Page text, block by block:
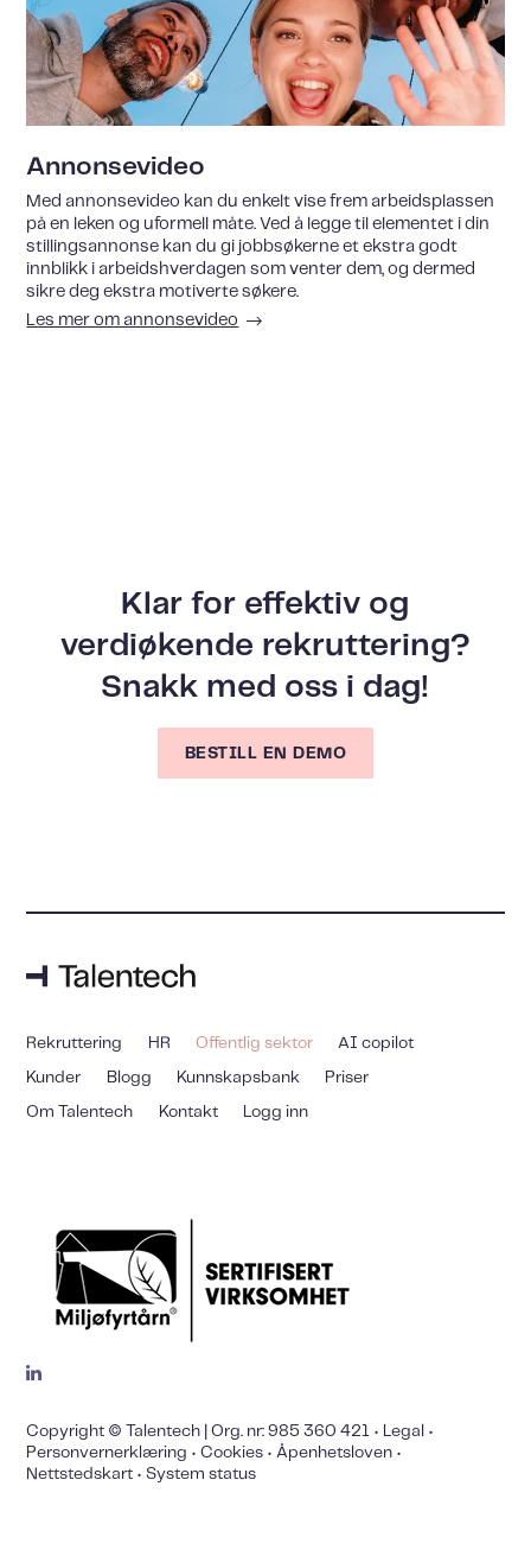
Annonsevideo
Med annonsevideo kan du enkelt vise frem arbeidsplassen
på en leken og uformell måte. Ved å legge til elementet i din
stillingsannonse kan du gi jobbsøkerne et ekstra godt
innblikk i arbeidshverdagen som venter dem, og dermed
sikre deg ekstra motiverte søkere.
Les mer om annonsevideo
Klar for effektiv og
verdiøkende rekruttering?
Snakk med oss ​​i dag!
BESTILL EN DEMO
Rekruttering HR Offentlig sektor AI copilot
Kunder Blogg Kunnskapsbank Priser
Om Talentech Kontakt Logg inn
Copyright © Talentech | Org. nr: 985 360 421 • Legal •
Personvernerklæring •Cookies • Åpenhetsloven •
Nettstedskart •System status